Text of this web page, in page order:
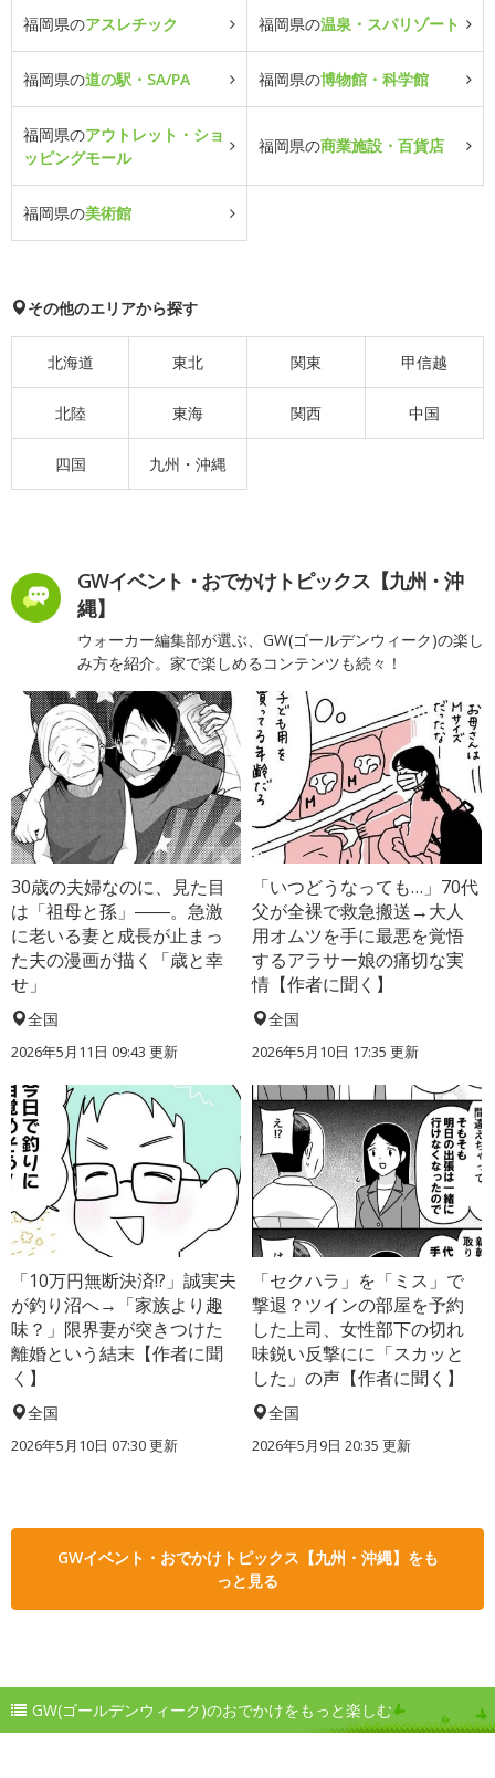
福岡県のアスレチック 福岡県の温泉・スパリゾート
福岡県の道の駅・SA/PA 福岡県の博物館・科学館
福岡県のアウトレット・ショ
ッピングモール
福岡県の商業施設・百貨店
福岡県の美術館
その他のエリアから探す
北海道 東北 関東 甲信越
北陸 東海 関西 中国
四国 九州・沖縄
GWイベント・おでかけトピックス【九州・沖
縄】
ウォーカー編集部が選ぶ、GW(ゴールデンウィーク)の楽し
み方を紹介。家で楽しめるコンテンツも続々！
30歳の夫婦なのに、見た目
は「祖母と孫」――。急激
に老いる妻と成長が止まっ
た夫の漫画が描く「歳と幸
せ」
全国
2026年5月11日 09:43 更新
「いつどうなっても…」70代
父が全裸で救急搬送→大人
用オムツを手に最悪を覚悟
するアラサー娘の痛切な実
情【作者に聞く】
全国
2026年5月10日 17:35 更新
「10万円無断決済!?」誠実夫
が釣り沼へ→「家族より趣
味？」限界妻が突きつけた
離婚という結末【作者に聞
く】
全国
2026年5月10日 07:30 更新
「セクハラ」を「ミス」で
撃退？ツインの部屋を予約
した上司、女性部下の切れ
味鋭い反撃にに「スカッと
した」の声【作者に聞く】
全国
2026年5月9日 20:35 更新
GWイベント・おでかけトピックス【九州・沖縄】をも
っと見る
GW(ゴールデンウィーク)のおでかけをもっと楽しむ